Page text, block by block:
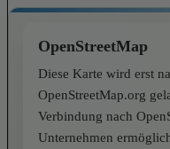
OpenStreetMap
Diese Karte wird erst
OpenStreetMap.org
Verbindung nach
Unternehmen